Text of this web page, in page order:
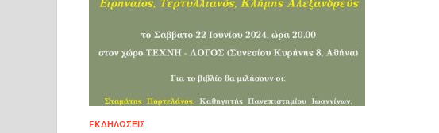
EKΔΗΛΩΣΕΙΣ